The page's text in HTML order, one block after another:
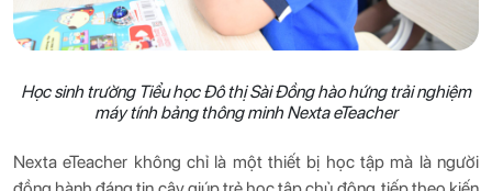
Học sinh trường Tiểu học Đô thị Sài Đồng hào hứng trải nghiệm
máy tính bảng thông minh Nexta eTeacher
Nexta eTeacher không chỉ là một thiết bị học tập mà là người